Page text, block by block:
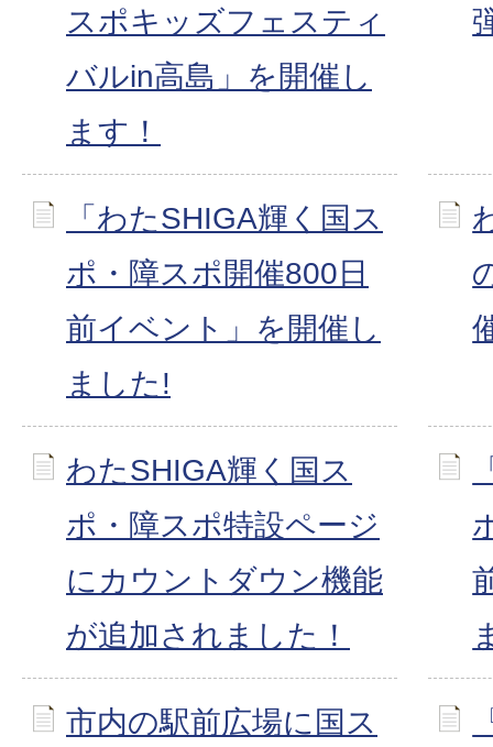
スポキッズフェスティ
バルin高島」を開催し
ます！
「わたSHIGA輝く国ス
ポ・障スポ開催800日
前イベント」を開催し
ました!
わたSHIGA輝く国ス
ポ・障スポ特設ページ
にカウントダウン機能
が追加されました！
市内の駅前広場に国ス